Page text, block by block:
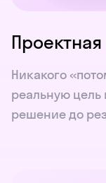
Никакого
реальную цель
решение до